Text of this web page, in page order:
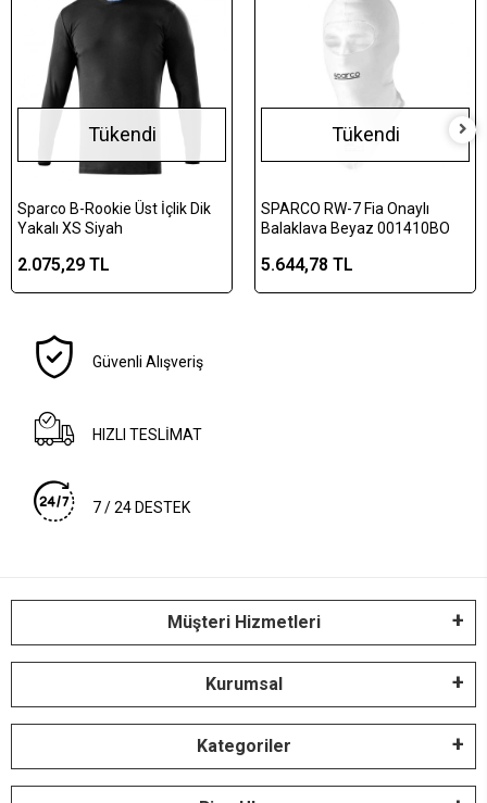
Tükendi
Sparco B-Rookie Üst İçlik Dik
Yakalı XS Siyah
2.075,29 TL
Tükendi
SPARCO RW-7 Fia Onaylı
Balaklava Beyaz 001410BO
5.644,78 TL
Güvenli Alışveriş
HIZLI TESLİMAT
7 / 24 DESTEK
Müşteri Hizmetleri
Kurumsal
Kategoriler